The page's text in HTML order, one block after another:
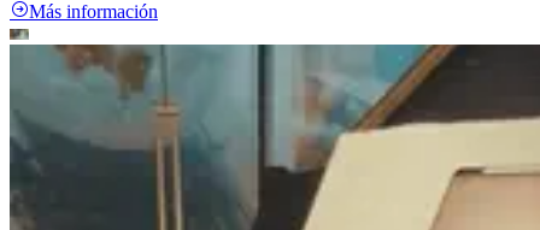
Más información